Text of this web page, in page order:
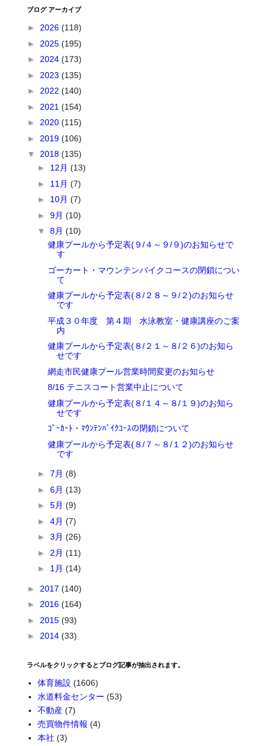
ブログ アーカイブ
►2026(118)
► 2025(195)
►2024(173)
► 2023(135)
►2022(140)
► 2021(154)
►2020(115)
► 2019(106)
▼2018(135)
► 12月(13)
► 11月(7)
► 10月(7)
►9月(10)
▼8月(10)
健康プールから予定表(９/４～９/９)のお知らせで
す
ゴーカート・マウンテンバイクコースの閉鎖につい
て
健康プールから予定表(８/２８～９/２)のお知らせ
です
平成３０年度 第４期 水泳教室・健康講座のご案
内
健康プールから予定表(８/２１～８/２６)のお知ら
せです
網走市民健康プール営業時間変更のお知らせ
8/16 テニスコート営業中止について
健康プールから予定表(８/１４～８/１９)のお知ら
せです
ｺﾞｰｶｰﾄ・ﾏｳﾝﾃﾝﾊﾞｲｸｺｰｽの閉鎖について
健康プールから予定表(８/７～８/１２)のお知らせ
です
►7月(8)
►6月(13)
►5月(9)
►4月(7)
►3月(26)
► 2月(11)
► 1月(14)
► 2017(140)
►2016(164)
► 2015(93)
►2014(33)
ラベルをクリックするとブログ記事が抽出されます。
体育施設 (1606)
水道料金センター (53)
不動産 (7)
売買物件情報 (4)
本社 (3)